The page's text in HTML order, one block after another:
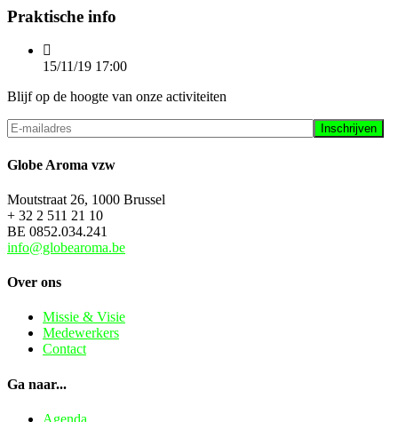
Praktische info
15/11/19 17:00
Blijf op de hoogte van onze activiteiten
Globe Aroma vzw
Moutstraat 26, 1000 Brussel
+ 32 2 511 21 10
BE 0852.034.241
info@globearoma.be
Over ons
Missie & Visie
Medewerkers
Contact
Ga naar...
Agenda